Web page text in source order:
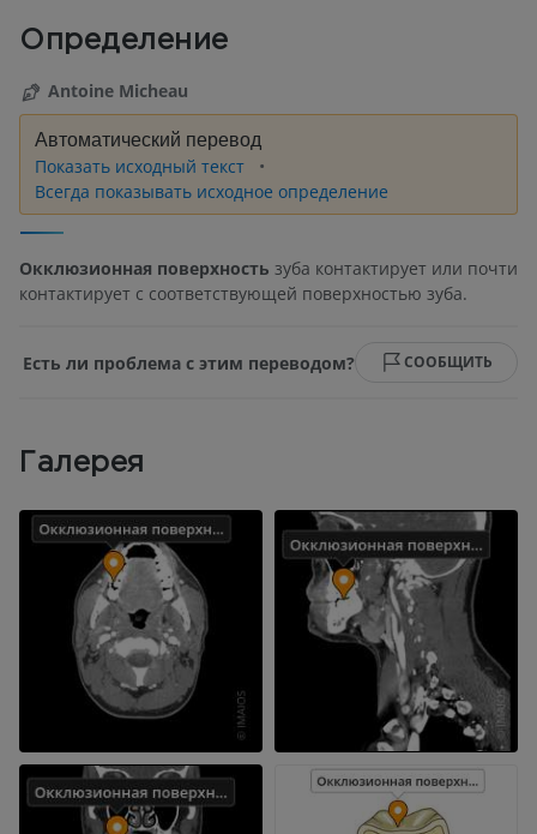
Определение
Antoine Micheau
Автоматический перевод
Показать исходный текст
Всегда показывать исходное определение
Окклюзионная поверхность зуба контактирует или почти
контактирует с соответствующей поверхностью зуба.
Есть ли проблема с этим переводом? СООБЩИТЬ
Галерея